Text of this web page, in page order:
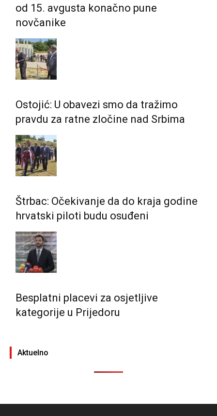
od 15. avgusta konačno pune
novčanike
Ostojić: U obavezi smo da tražimo
pravdu za ratne zločine nad Srbima
Štrbac: Očekivanje da do kraja godine
hrvatski piloti budu osuđeni
Besplatni placevi za osjetljive
kategorije u Prijedoru
Aktuelno